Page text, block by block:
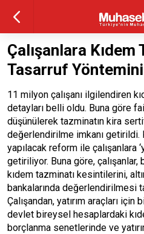
Çalışanlara Kıdem
Tasarruf Yöntemini
11 milyon çalışanı ilgilendiren
detayları belli oldu. Buna göre
düşünülerek tazminatın kira
değerlendirilme imkanı
yapılacak reform ile çalışanlara
getiriliyor. Buna göre,
kıdem tazminatı kesintilerini,
bankalarında değerlendirilmesi
Çalışandan, yatırım araçları
devlet bireysel hesaplardaki
borçlanma senetlerinde ve